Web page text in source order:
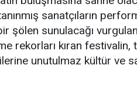
sanatçıların
şölen sunulacağı
rekorları kıran festivalin,
unutulmaz kültür ve